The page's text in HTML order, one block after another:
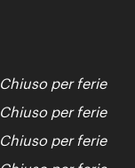
Chiuso per ferie
Chiuso per ferie
Chiuso per ferie